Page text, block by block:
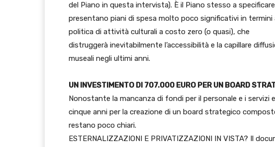
del Piano in questa intervista). È il Piano stesso a
presentano piani di spesa molto poco significativi in termini
politica di attività culturali a costo zero (o quasi), che
distruggerà inevitabilmente l’accessibilità e la capillare
museali negli ultimi anni.
UN INVESTIMENTO DI 707.000 EURO PER UN BOARD
Nonostante la mancanza di fondi per il personale e i servizi
cinque anni per la creazione di un board strategico
restano poco chiari.
ESTERNALIZZAZIONI E PRIVATIZZAZIONI IN VISTA? Il